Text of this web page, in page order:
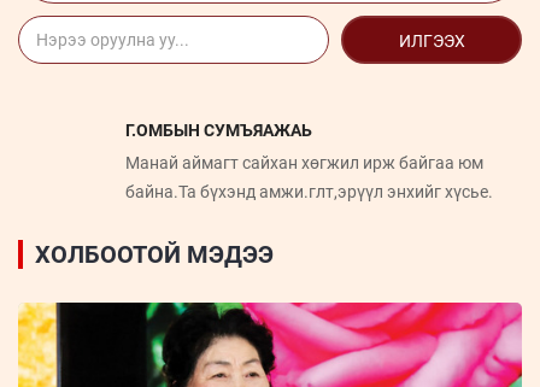
ИЛГЭЭХ
Г.ОМБЫН СУМЪЯАЖАЬ
Манай аймагт сайхан хөгжил ирж байгаа юм
байна.Та бүхэнд амжи.глт,эрүүл энхийг хүсье.
ХОЛБООТОЙ МЭДЭЭ